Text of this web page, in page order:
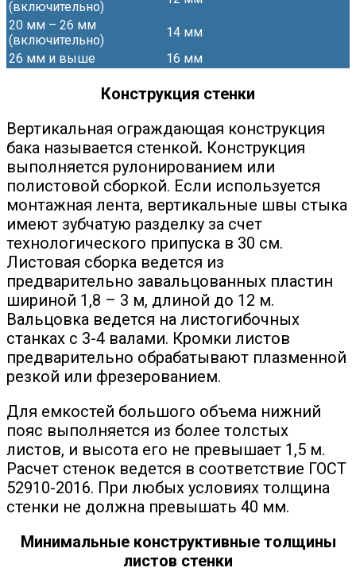
(включительно)
20 мм – 26 мм
(включительно)
14 мм
26 мм и выше
16 мм
Конструкция стенки
Вертикальная ограждающая конструкция
бака называется стенкой. Конструкция
выполняется рулонированием или
полистовой сборкой. Если используется
монтажная лента, вертикальные швы стыка
имеют зубчатую разделку за счет
технологического припуска в 30 см.
Листовая сборка ведется из
предварительно завальцованных пластин
шириной 1,8 – 3 м, длиной до 12 м.
Вальцовка ведется на листогибочных
станках с 3-4 валами. Кромки листов
предварительно обрабатывают плазменной
резкой или фрезерованием.
Для емкостей большого объема нижний
пояс выполняется из более толстых
листов, и высота его не превышает 1,5 м.
Расчет стенок ведется в соответствие ГОСТ
52910-2016. При любых условиях толщина
стенки не должна превышать 40 мм.
Минимальные конструктивные толщины
листов стенки